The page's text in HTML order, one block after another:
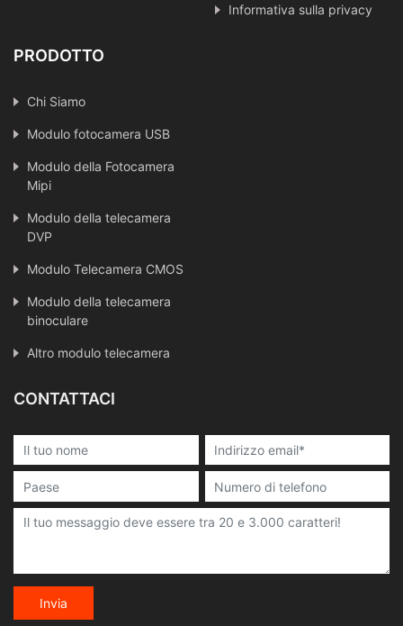
Informativa sulla privacy
PRODOTTO
Chi Siamo
Modulo fotocamera USB
Modulo della Fotocamera
Mipi
Modulo della telecamera
DVP
Modulo Telecamera CMOS
Modulo della telecamera
binoculare
Altro modulo telecamera
CONTATTACI
Invia